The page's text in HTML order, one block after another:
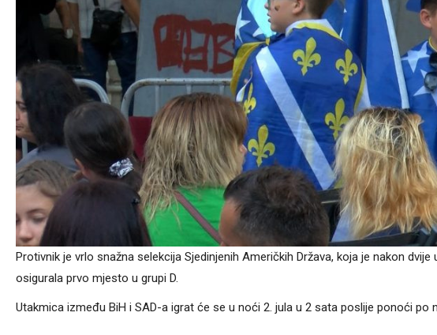
Protivnik je vrlo snažna selekcija Sjedinjenih Američkih Država, koja je nakon
osigurala prvo mjesto u grupi D.
Utakmica između BiH i SAD-a igrat će se u noći 2. jula u 2 sata poslije ponoći po